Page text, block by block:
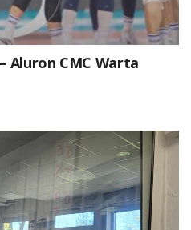
Aluron CMC Warta